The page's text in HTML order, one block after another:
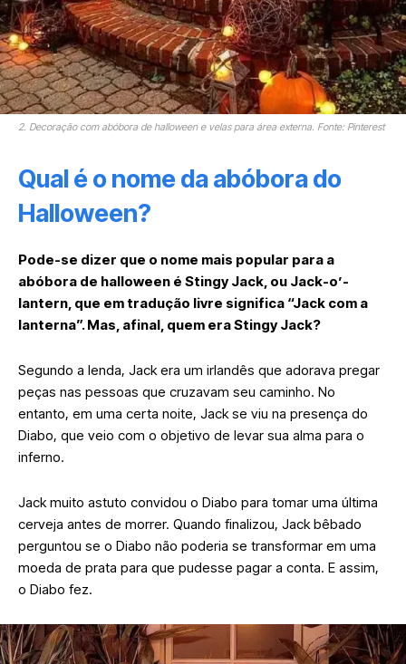
2. Decoração com abóbora de halloween e velas para área externa. Fonte: Pinterest
Qual é o nome da abóbora do
Halloween?
Pode-se dizer que o nome mais popular para a
abóbora de halloween é Stingy Jack, ou Jack-o’-
lantern, que em tradução livre significa “Jack com a
lanterna”. Mas, afinal, quem era Stingy Jack?
Segundo a lenda, Jack era um irlandês que adorava pregar
peças nas pessoas que cruzavam seu caminho. No
entanto, em uma certa noite, Jack se viu na presença do
Diabo, que veio com o objetivo de levar sua alma para o
inferno.
Jack muito astuto convidou o Diabo para tomar uma última
cerveja antes de morrer. Quando finalizou, Jack bêbado
perguntou se o Diabo não poderia se transformar em uma
moeda de prata para que pudesse pagar a conta. E assim,
o Diabo fez.